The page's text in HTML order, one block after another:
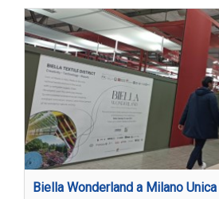
Biella Wonderland a Milano Unica